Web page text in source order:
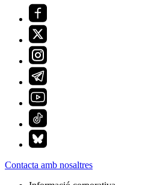
Contacta amb nosaltres